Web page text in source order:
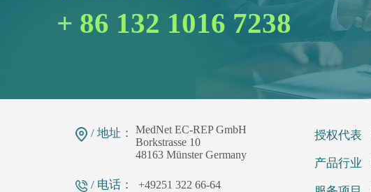
+ 86 132 1016 7238
/ 地址： MedNet EC-REP GmbH
Borkstrasse 10
48163 Münster Germany
/ 电话： +49251 322 66-64
授权代表
产品行业